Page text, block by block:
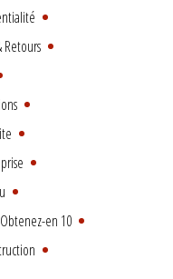
Retours
en 10